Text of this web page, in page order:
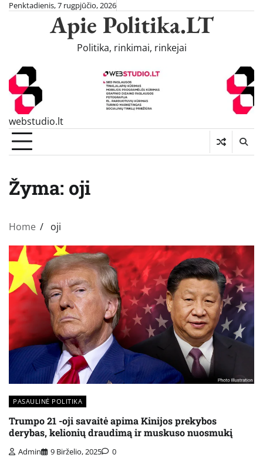
SkipPenktadienis, 7 rugpjūčio, 2026
Apie Politika.LT
Politika, rinkimai, rinkejai
webstudio.lt
Žyma: oji
Home oji
PASAULINĖ POLITIKA
Trumpo 21 -oji savaitė apima Kinijos prekybos
derybas, kelionių draudimą ir muskuso nuosmukį
Admin 9 Birželio, 2025 0